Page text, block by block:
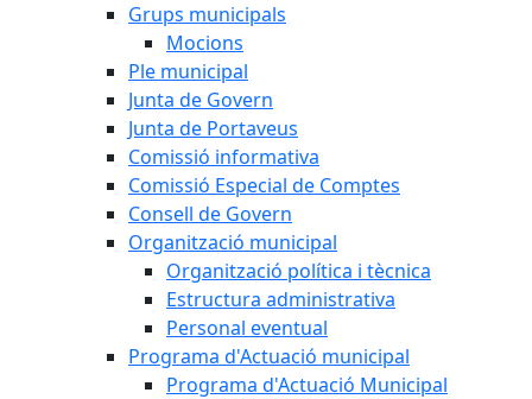
Grups municipals
Mocions
Ple municipal
Junta de Govern
Junta de Portaveus
Comissió informativa
Comissió Especial de Comptes
Consell de Govern
Organització municipal
Organització política i tècnica
Estructura administrativa
Personal eventual
Programa d'Actuació municipal
Programa d'Actuació Municipal